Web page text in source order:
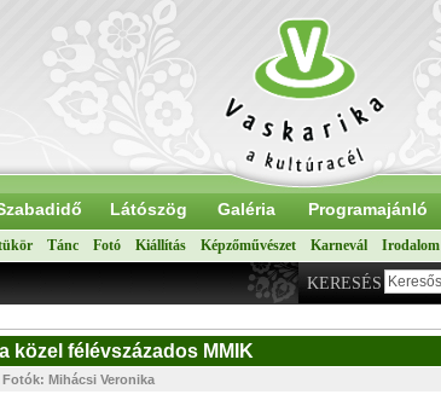
Látószög Galéria Programajánló
Tánc Fotó Kiállítás Képzőművészet Karnevál Irodalom
KERESÉS
közel félévszázados MMIK
Mihácsi Veronika